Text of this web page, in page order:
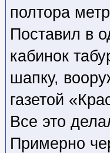
полтора
Поставил в
кабинок
шапку,
газетой
Все это
Примерно